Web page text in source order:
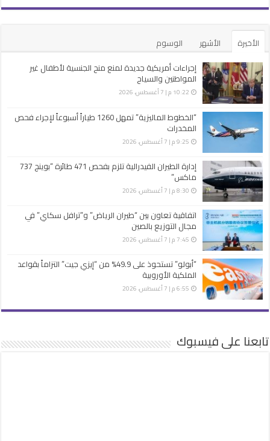
الأخيرة الأشهر
الوسوم
إجراءات أمريكية جديدة لمنع منح الجنسية لأطفال غير
المواطنين والسياح
10:22 م | 7 أغسطس، 2026
“الخطوط الماليزية” تمهل 1260 طياراً أسبوعاً لإجراء فحص
المخدرات
9:25 م | 7 أغسطس، 2026
إدارة الطيران الفيدرالية تلزم بفحص 471 طائرة “بوينج 737
ماكس”
8:30 م | 7 أغسطس، 2026
اتفاقية تعاون بين “طيران الرياض” و”ترافل سكاي” في
مجال التوزيع بالصين
7:45 م | 7 أغسطس، 2026
“أبولو” تستحوذ على 49.9% من “إيزي جيت” التزاماً بقواعد
الملكية الأوروبية
6:55 م | 7 أغسطس، 2026
تابعنا على فيسبوك